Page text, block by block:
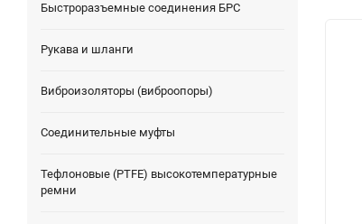
Быстроразъемные соединения БРС
Рукава и шланги
Виброизоляторы (виброопоры)
Соединительные муфты
Тефлоновые (PTFE) высокотемпературные
ремни